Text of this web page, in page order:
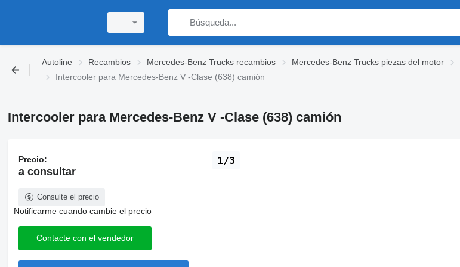
Autoline Recambios Mercedes-Benz Trucks recambios Mercedes-Benz Trucks piezas del motor
Intercooler para Mercedes-Benz V -Clase (638) camión
Intercooler para Mercedes-Benz V -Clase (638) camión
1/3
Precio:
a consultar
Consulte el precio
Notificarme cuando cambie el precio
Contacte con el vendedor